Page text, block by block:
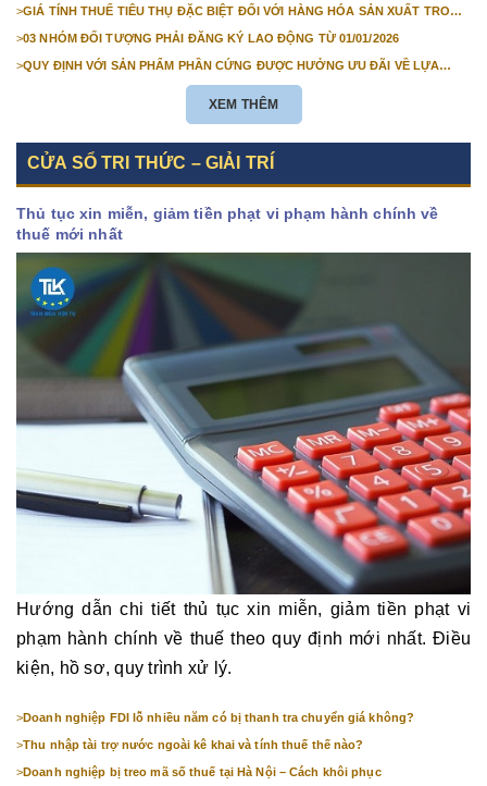
>GIÁ TÍNH THUẾ TIÊU THỤ ĐẶC BIỆT ĐỐI VỚI HÀNG HÓA SẢN XUẤT TRONG
>03 NHÓM ĐỐI TƯỢNG PHẢI ĐĂNG KÝ LAO ĐỘNG TỪ 01/01/2026
>QUY ĐỊNH VỚI SẢN PHẨM PHẦN CỨNG ĐƯỢC HƯỞNG ƯU ĐÃI VỀ LỰA
XEM THÊM
CỬA SỔ TRI THỨC – GIẢI TRÍ
Thủ tục xin miễn, giảm tiền phạt vi phạm hành chính về
thuế mới nhất
Hướng dẫn chi tiết thủ tục xin miễn, giảm tiền phạt vi
phạm hành chính về thuế theo quy định mới nhất. Điều
kiện, hồ sơ, quy trình xử lý.
>Doanh nghiệp FDI lỗ nhiều năm có bị thanh tra chuyển giá không?
>Thu nhập tài trợ nước ngoài kê khai và tính thuế thế nào?
>Doanh nghiệp bị treo mã số thuế tại Hà Nội – Cách khôi phục